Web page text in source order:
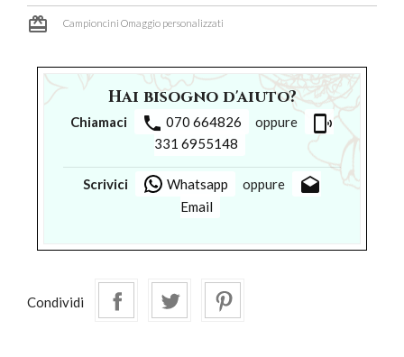
card_giftcard Campioncini Omaggio personalizzati
Hai bisogno d'aiuto?
Chiamaci phone 070 664826 oppure phonelink_ring
331 6955148
Scrivici Whatsapp oppure drafts
Email
Condividi